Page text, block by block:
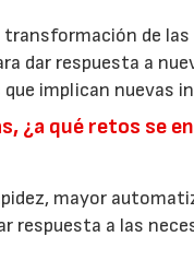
transformación de
dar respuesta a
implican nuevas
¿a qué retos se
mayor
respuesta a las